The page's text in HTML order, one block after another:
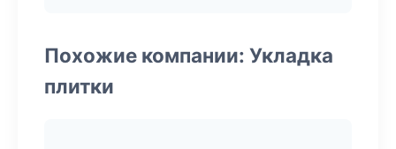
Похожие компании: Укладка
плитки